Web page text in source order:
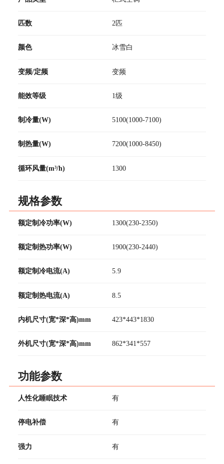
匹数 2匹
颜色 冰雪白
变频/定频 变频
能效等级 1级
制冷量(W) 5100(1000-7100)
制热量(W) 7200(1000-8450)
循环风量(m³/h) 1300
规格参数
额定制冷功率(W) 1300(230-2350)
额定制热功率(W) 1900(230-2440)
额定制冷电流(A) 5.9
额定制热电流(A) 8.5
内机尺寸(宽*深*高)mm 423*443*1830
外机尺寸(宽*深*高)mm 862*341*557
功能参数
人性化睡眠技术 有
停电补偿 有
强力 有